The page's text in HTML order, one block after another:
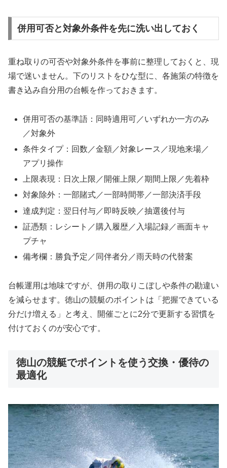
併用可否と対象外条件を先に洗い出しておく
重ね取りの可否や対象外条件を事前に整理しておくと、現
場で迷いません。下のリストをひな型に、各施策の特徴を
書き込み自分用の台帳を作っておきます。
併用可否の基準語：同時適用可／いずれか一方のみ
／対象外
条件タイプ：回数／金額／対象レース／現地来場／
アプリ操作
上限表現：日次上限／開催上限／期間上限／先着枠
対象除外：一部賭式／一部時間帯／一部決済手段
達成判定：翌日付与／即時反映／抽選後付与
証憑類：レシート／購入履歴／入場記録／画面キャ
プチャ
備考欄：勝負予定／同伴者分／雨天時の代替案
台帳運用は地味ですが、併用の取りこぼしや条件の勘違い
を減らせます。徳山の競艇のポイントは「把握できている
分だけ増える」と考え、開催ごとに2分で更新する習慣を
付けておくのが安心です。
徳山の競艇でポイントを使う交換・優待の
最適化